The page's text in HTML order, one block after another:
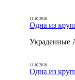
11.10.2018
Одна из
Украденные
11.10.2018
Одна из